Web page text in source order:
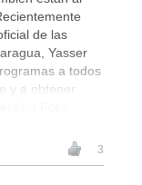
de las
Yasser
a todos
y a obtener
3